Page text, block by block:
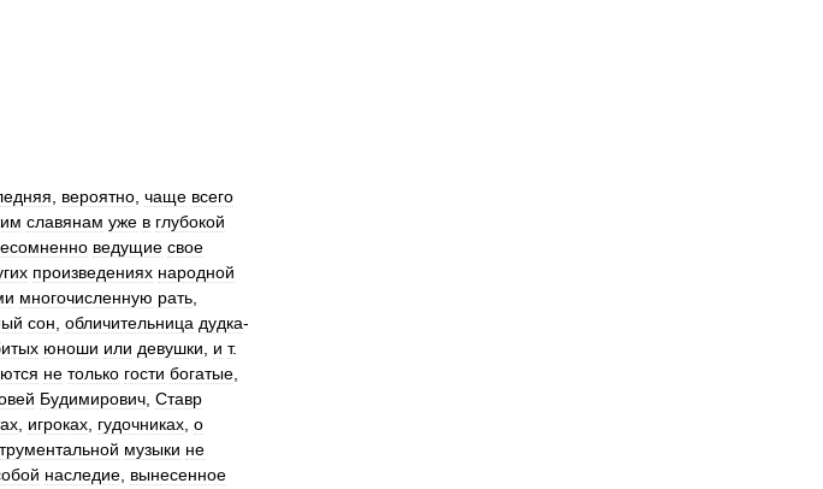
вероятно чаще всего
славянам уже в глубокой
ведущие свое
произведениях народной
многочисленную рать
сон обличительница дудка-
юноши или девушки и т.
не только гости богатые
Будимирович Ставр
игроках гудочниках о
музыки не
наследие вынесенное